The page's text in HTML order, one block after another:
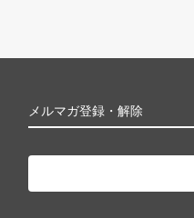
メルマガ登録・解除